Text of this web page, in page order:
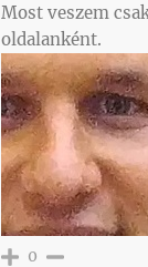
Most veszem
oldalanként.
0